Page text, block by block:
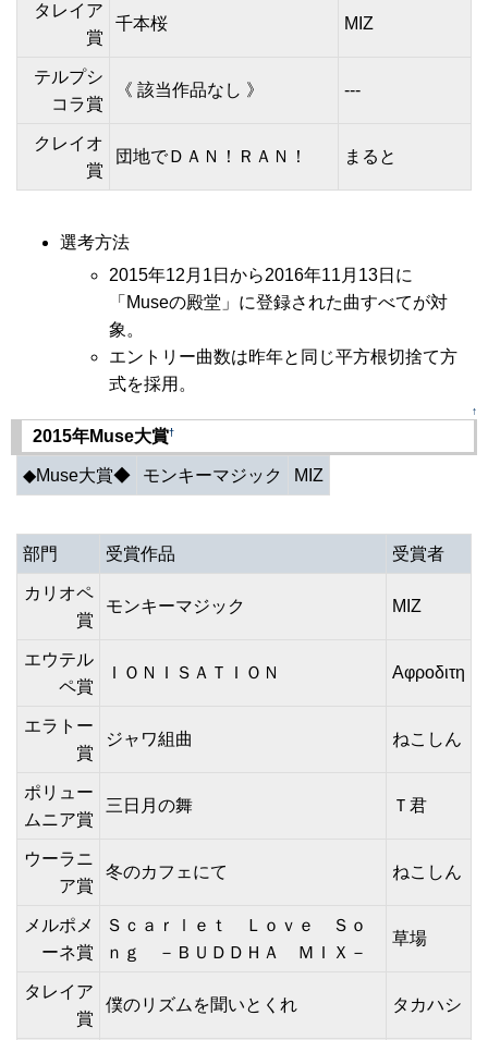
タレイア
賞
千本桜 MIZ
テルプシ
コラ賞
《 該当作品なし 》 ---
クレイオ
賞
団地でＤＡＮ！ＲＡＮ！ まると
選考方法
2015年12月1日から2016年11月13日に
「Museの殿堂」に登録された曲すべてが対
象。
エントリー曲数は昨年と同じ平方根切捨て方
式を採用。
↑
2015年Muse大賞†
◆Muse大賞◆ モンキーマジック MIZ
部門 受賞作品 受賞者
カリオペ
賞
モンキーマジック MIZ
エウテル
ペ賞
ＩＯＮＩＳＡＴＩＯＮ Αφροδιτη
エラトー
賞
ジャワ組曲 ねこしん
ポリュー
ムニア賞
三日月の舞 Ｔ君
ウーラニ
ア賞
冬のカフェにて ねこしん
メルポメ
ーネ賞
Ｓｃａｒｌｅｔ Ｌｏｖｅ Ｓｏ
ｎｇ －ＢＵＤＤＨＡ ＭＩＸ－
草場
タレイア
賞
僕のリズムを聞いとくれ タカハシ